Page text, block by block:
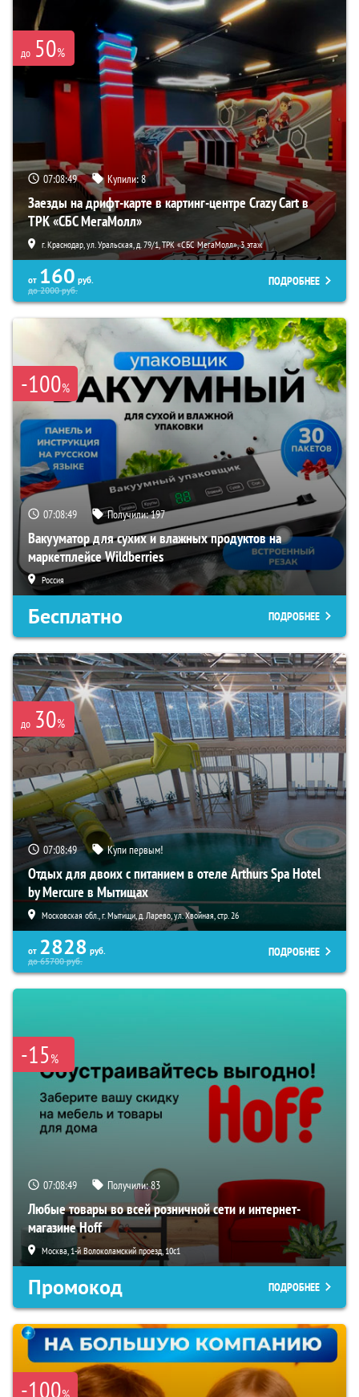
до 50%
07:08:48 Купили:8
Заезды на дрифт-карте в картинг-центре Crazy Cart в
ТРК «СБС МегаМолл»
г. Краснодар, ул. Уральская, д. 79/1, ТРК «СБС МегаМолл», 3 этаж
от 160 руб.
до2000руб.
ПОДРОБНЕЕ
-100%
07:08:48 Получили:197
Вакууматор для сухих и влажных продуктов на
маркетплейсе Wildberries
Россия
Бесплатно ПОДРОБНЕЕ
до 30%
07:08:48 Купи первым!
Отдых для двоих с питанием в отеле Arthurs Spa Hotel
by Mercure в Мытищах
Московская обл., г. Мытищи, д. Ларево, ул. Хвойная, стр. 26
от 2828 руб.
до65700руб.
ПОДРОБНЕЕ
-15%
07:08:48 Получили:83
Любые товары во всей розничной сети и интернет-
магазине Hoff
Москва, 1-й Волоколамский проезд, 10с1
Промокод ПОДРОБНЕЕ
-100%